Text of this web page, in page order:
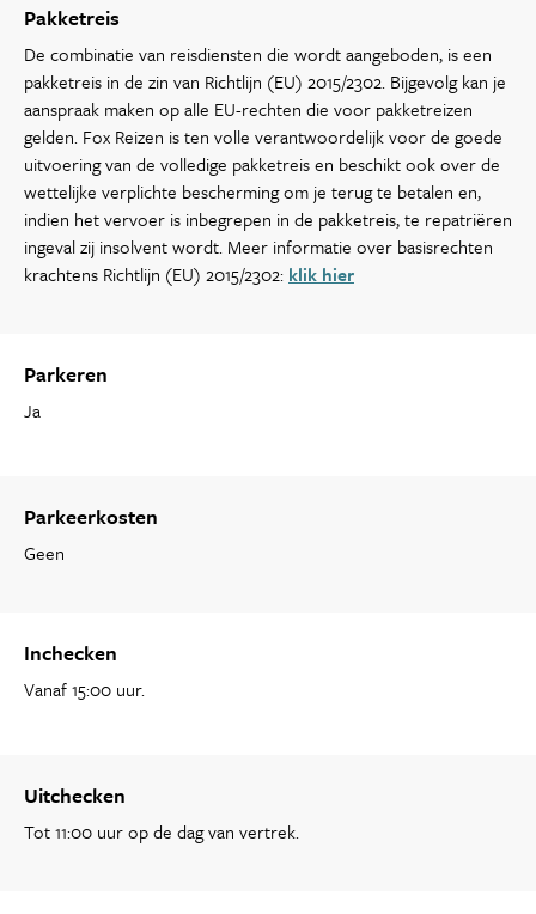
Pakketreis
De combinatie van reisdiensten die wordt aangeboden, is een
pakketreis in de zin van Richtlijn (EU) 2015/2302. Bijgevolg kan je
aanspraak maken op alle EU-rechten die voor pakketreizen
gelden. Fox Reizen is ten volle verantwoordelijk voor de goede
uitvoering van de volledige pakketreis en beschikt ook over de
wettelijke verplichte bescherming om je terug te betalen en,
indien het vervoer is inbegrepen in de pakketreis, te repatriëren
ingeval zij insolvent wordt. Meer informatie over basisrechten
krachtens Richtlijn (EU) 2015/2302: klik hier
Parkeren
Ja
Parkeerkosten
Geen
Inchecken
Vanaf 15:00 uur.
Uitchecken
Tot 11:00 uur op de dag van vertrek.